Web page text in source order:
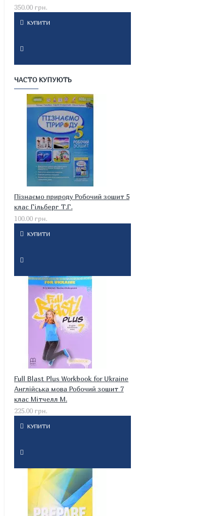
350.00 грн.
КУПИТИ
ЧАСТО КУПУЮТЬ
Пізнаємо природу Робочий зошит 5
клас Гільберг Т.Г.
100.00 грн.
КУПИТИ
Full Blast Plus Workbook for Ukraine
Англійська мова Робочий зошит 7
клас Мітчелл М.
225.00 грн.
КУПИТИ